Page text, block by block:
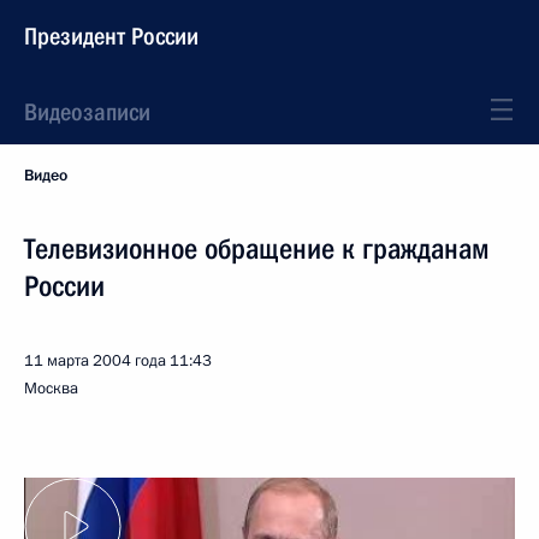
Президент России
Видеозаписи
Видео
Телевизионное обращение к гражданам
России
11 марта 2004 года 11:43
Москва